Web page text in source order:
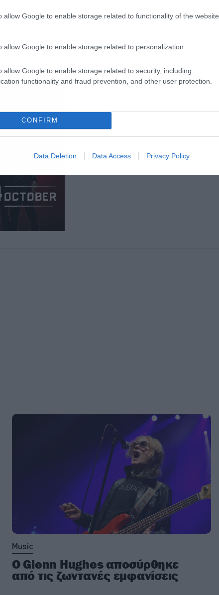
allow Google to enable storage related to functionality of the website
allow Google to enable storage related to personalization.
allow Google to enable storage related to security, including
functionality and fraud prevention, and other user protection.
CONFIRM
Data Deletion Data Access Privacy Policy
frameborder=”0″
Music
Ο Glenn Hughes αποσύρθηκε
από τις ζωντανές εμφανίσεις